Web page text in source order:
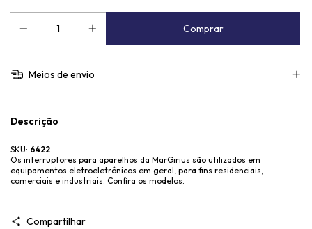
Meios de envio
Descrição
SKU: 6422
Os interruptores para aparelhos da MarGirius são utilizados em
equipamentos eletroeletrônicos em geral, para fins residenciais,
comerciais e industriais. Confira os modelos.
Compartilhar